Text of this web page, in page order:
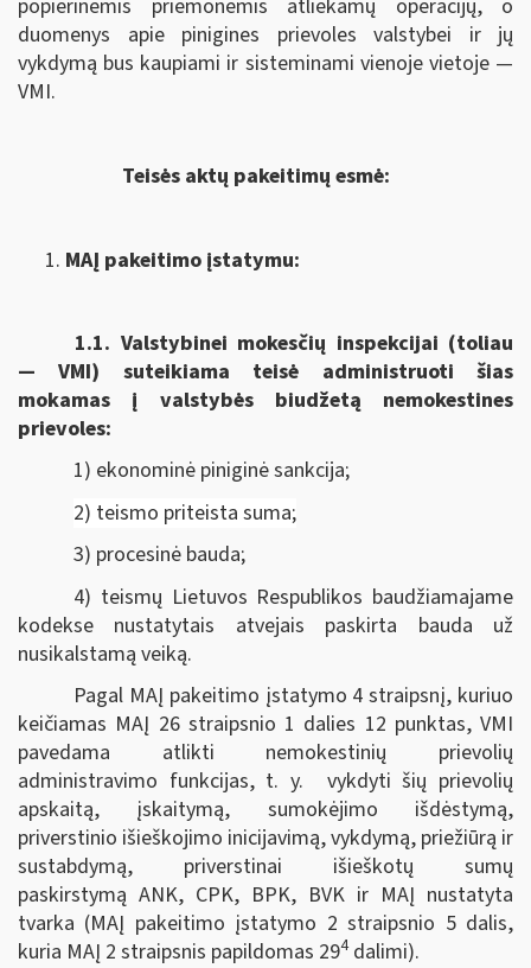
popierinėmis priemonėmis atliekamų operacijų, o
duomenys apie pinigines prievoles valstybei ir jų
vykdymą bus kaupiami ir sisteminami vienoje vietoje —
VMI.
Teisės aktų pakeitimų esmė:
MAĮ pakeitimo įstatymu:
1.1. Valstybinei mokesčių inspekcijai (toliau
— VMI) suteikiama
teisė administruoti šias
mokamas į valstybės biudžetą nemokestines
prievoles:
1) ekonominė piniginė sankcija;
2) teismo priteista suma;
3) procesinė bauda;
4) teismų Lietuvos Respublikos baudžiamajame
kodekse nustatytais atvejais paskirta bauda už
nusikalstamą veiką.
Pagal MAĮ pakeitimo įstatymo 4 straipsnį, kuriuo
keičiamas MAĮ 26 straipsnio 1 dalies 12 punktas, VMI
pavedama atlikti nemokestinių prievolių
administravimo funkcijas, t. y. vykdyti šių prievolių
apskaitą, įskaitymą, sumokėjimo išdėstymą,
priverstinio išieškojimo inicijavimą, vykdymą, priežiūrą ir
sustabdymą, priverstinai išieškotų sumų
paskirstymą ANK, CPK, BPK, BVK ir MAĮ nustatyta
tvarka (MAĮ pakeitimo įstatymo 2 straipsnio 5 dalis,
kuria MAĮ 2 straipsnis papildomas 294dalimi).